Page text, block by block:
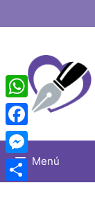
al
Menú
WhatsApp
Facebook
Messenger